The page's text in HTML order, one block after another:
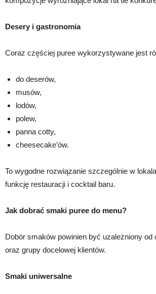
Desery i gastronomia
Coraz częściej puree wykorzystywane jest
do deserów,
musów,
lodów,
polew,
panna cotty,
cheesecake’ów.
To wygodne rozwiązanie szczególnie w
funkcję restauracji i cocktail baru.
Jak dobrać smaki puree do menu?
Dobór smaków powinien być uzależniony od
oraz grupy docelowej klientów.
Smaki uniwersalne